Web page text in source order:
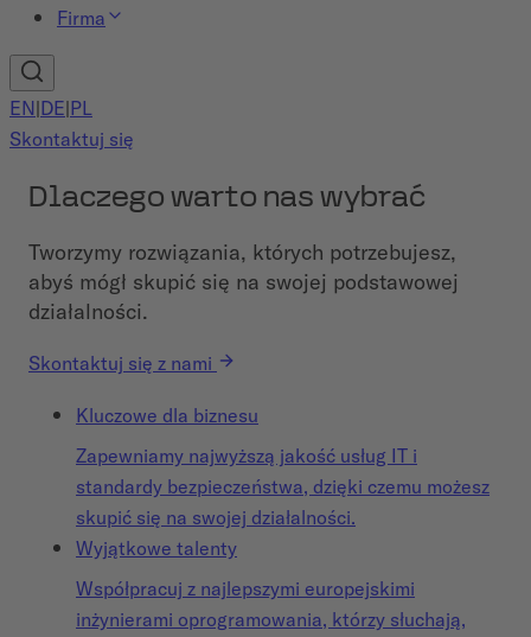
Firma
EN|DE|PL
Skontaktuj się
Dlaczego warto nas wybrać
Tworzymy rozwiązania, których potrzebujesz,
abyś mógł skupić się na swojej podstawowej
działalności.
Skontaktuj się z nami
Kluczowe dla biznesu
Zapewniamy najwyższą jakość usług IT i
standardy bezpieczeństwa, dzięki czemu możesz
skupić się na swojej działalności.
Wyjątkowe talenty
Współpracuj z najlepszymi europejskimi
inżynierami oprogramowania, którzy słuchają,